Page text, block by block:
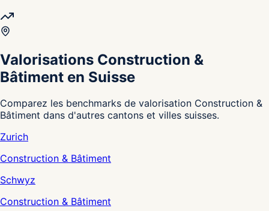
Valorisations Construction &
Bâtiment en Suisse
Comparez les benchmarks de valorisation Construction &
Bâtiment dans d'autres cantons et villes suisses.
Zurich
Construction & Bâtiment
Schwyz
Construction & Bâtiment